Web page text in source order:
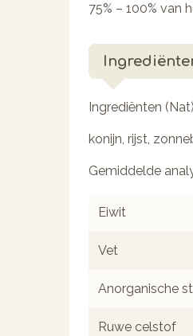
75% – 100% van
Ingrediënten (Nat)
konijn, rijst,
Gemiddelde
Eiwit
Vet
Anorganische
Ruwe celstof